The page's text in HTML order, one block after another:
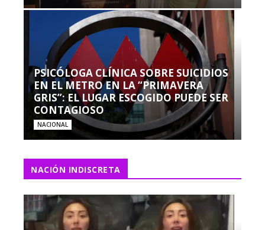
PSICÓLOGA CLÍNICA SOBRE SUICIDIOS
EN EL METRO EN LA “PRIMAVERA
GRIS”: EL LUGAR ESCOGIDO PUEDE SER
CONTAGIOSO
NACIONAL
NACIÓN INDISCRETA